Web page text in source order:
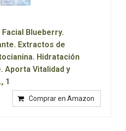
Facial Blueberry.
Extractos de
Hidratación
Aporta Vitalidad y
1
Comprar en Amazon